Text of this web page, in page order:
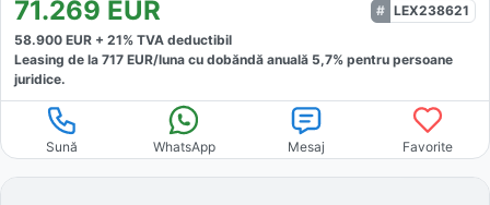
71.269 EUR
LEX238621
58.900 EUR + 21% TVA deductibil
Leasing de la 717 EUR/luna cu dobăndă anuală 5,7% pentru persoane
juridice.
Sună WhatsApp Mesaj Favorite